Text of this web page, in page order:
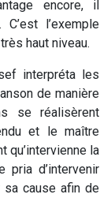
encore, il
l’exemple
haut niveau.
interpréta les
de manière
se réalisèrent
et le maître
qu’intervienne la
pria d’intervenir
sa cause afin de